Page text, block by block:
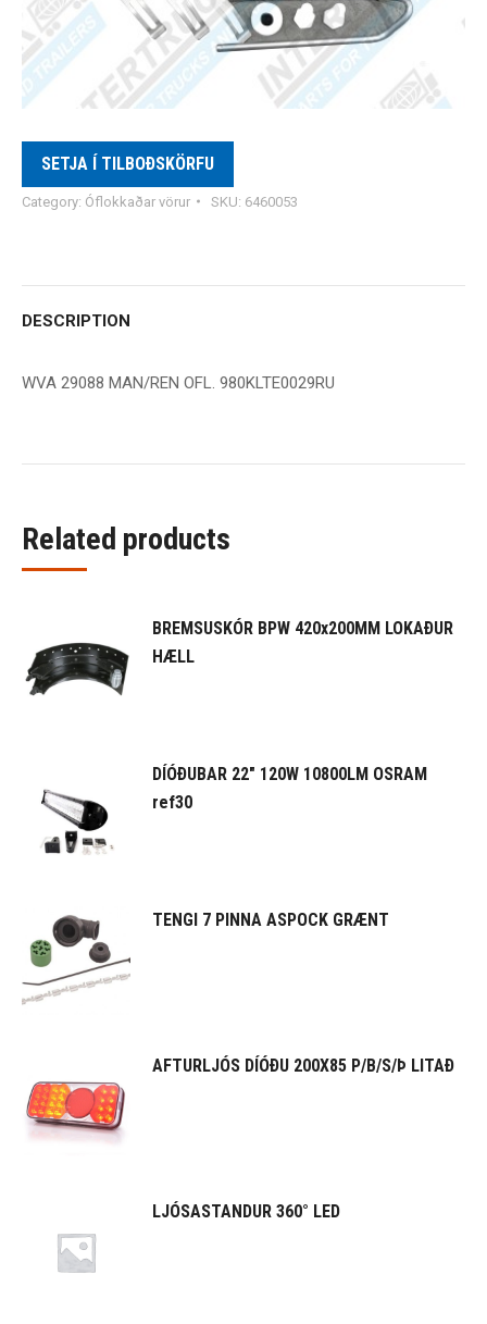
SETJA Í TILBOÐSKÖRFU
Category: Óflokkaðar vörur SKU: 6460053
DESCRIPTION
WVA 29088 MAN/REN OFL. 980KLTE0029RU
Related products
BREMSUSKÓR BPW 420x200MM LOKAÐUR
HÆLL
DÍÓÐUBAR 22" 120W 10800LM OSRAM
ref30
TENGI 7 PINNA ASPOCK GRÆNT
AFTURLJÓS DÍÓÐU 200X85 P/B/S/Þ LITAÐ
LJÓSASTANDUR 360° LED